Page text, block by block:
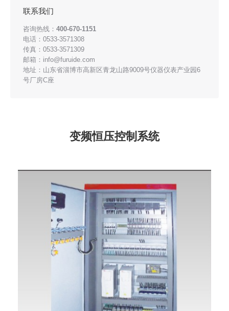
联系我们
咨询热线： 400-670-1151
电话：0533-3571308
传真：0533-3571309
邮箱：info@furuide.com
地址：山东省淄博市高新区青龙山路9009号仪器仪表产业园6
号厂房C座
变频恒压控制系统